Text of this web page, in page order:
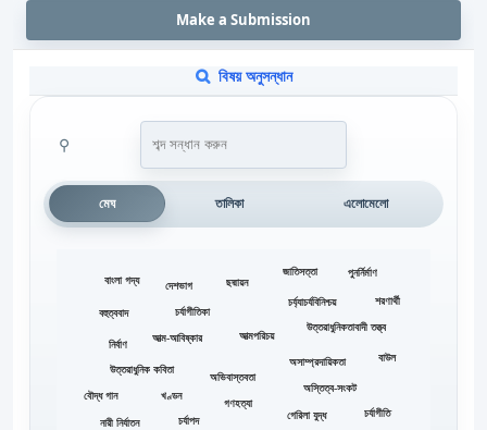
Make a Submission
বিষয় অনুসন্ধান
⚲
মেঘ তালিকা এলোমেলো
অভিবাস্তবতা
অসাম্প্রদায়িকতা
অস্তিত্ব-সংকট
আত্ম-আবিষ্কার আত্মপরিচয়
উত্তরাধুনিক কবিতা
উত্তরাধুনিকতাবাদী তত্ত্ব
খণ্ডন
গণহত্যা
গেরিলা যুদ্ধ চর্যাগীতি
চর্যাগীতিকা
চর্যাপদ
চর্য্যাচর্যবিনিশ্চয়
ছদ্মায়ন
জাতিসত্তা
দেশভাগ
নারী নির্যাতন
নির্বাণ
পুনর্নির্মাণ
বহুত্ববাদ
বাউল
বাংলা গদ্য
বৌদ্ধ গান
শরণার্থী